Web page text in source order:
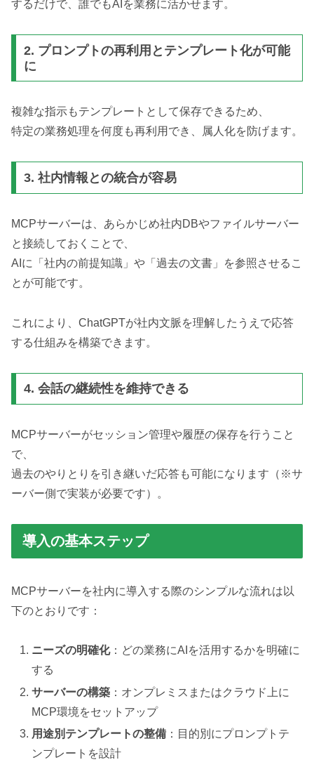
するだけで、誰でもAIを業務に活かせます。
2. プロンプトの再利用とテンプレート化が可能
に
複雑な指示もテンプレートとして保存できるため、
特定の業務処理を何度も再利用でき、属人化を防げます。
3. 社内情報との統合が容易
MCPサーバーは、あらかじめ社内DBやファイルサーバー
と接続しておくことで、
AIに「社内の前提知識」や「過去の文書」を参照させるこ
とが可能です。
これにより、ChatGPTが社内文脈を理解したうえで応答
する仕組みを構築できます。
4. 会話の継続性を維持できる
MCPサーバーがセッション管理や履歴の保存を行うこと
で、
過去のやりとりを引き継いだ応答も可能になります（※サ
ーバー側で実装が必要です）。
導入の基本ステップ
MCPサーバーを社内に導入する際のシンプルな流れは以
下のとおりです：
ニーズの明確化：どの業務にAIを活用するかを明確に
する
サーバーの構築 ：オンプレミスまたはクラウド上に
MCP環境をセットアップ
用途別テンプレートの整備 ：目的別にプロンプトテ
ンプレートを設計